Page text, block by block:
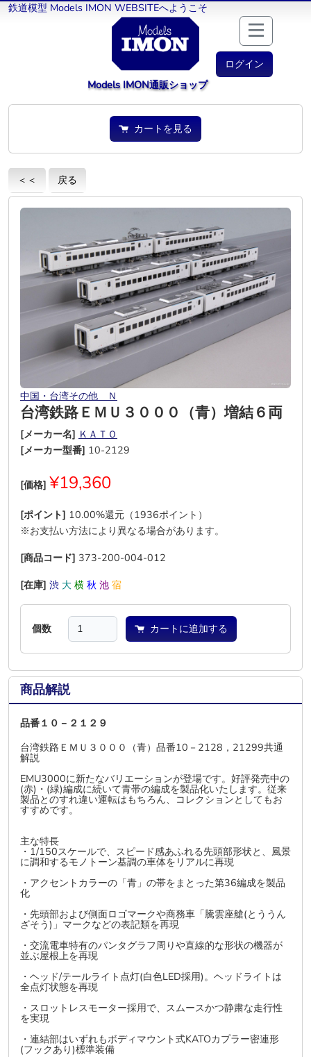
鉄道模型 Models IMON WEBSITEへようこそ
ログイン
Models IMON通販ショップ
カートを見る
＜＜ 戻る
中国・台湾その他 Ｎ
台湾鉄路ＥＭＵ３０００（青）増結６両
[メーカー名] ＫＡＴＯ
[メーカー型番] 10-2129
[価格] ¥19,360
[ポイント] 10.00%還元（1936ポイント）
※お支払い方法により異なる場合があります。
[商品コード] 373-200-004-012
[在庫] 渋 大 横 秋 池 宿
個数 カートに追加する
商品解説
品番１０－２１２９
台湾鉄路ＥＭＵ３０００（青）品番10－2128，21299共通
解説
EMU3000に新たなバリエーションが登場です。好評発売中の
(赤)・(緑)編成に続いて青帯の編成を製品化いたします。従来
製品とのすれ違い運転はもちろん、コレクションとしてもお
すすめです。
主な特長
・1/150スケールで、スピード感あふれる先頭部形状と、風景
に調和するモノトーン基調の車体をリアルに再現
・アクセントカラーの「青」の帯をまとった第36編成を製品
化
・先頭部および側面ロゴマークや商務車「騰雲座艙(とううん
ざそう)」マークなどの表記類を再現
・交流電車特有のパンタグラフ周りや直線的な形状の機器が
並ぶ屋根上を再現
・ヘッド/テールライト点灯(白色LED採用)。ヘッドライトは
全点灯状態を再現
・スロットレスモーター採用で、スムースかつ静粛な走行性
を実現
・連結部はいずれもボディマウント式KATOカプラー密連形
(フックあり)標準装備